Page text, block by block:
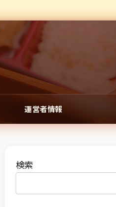
運営者情報
検索